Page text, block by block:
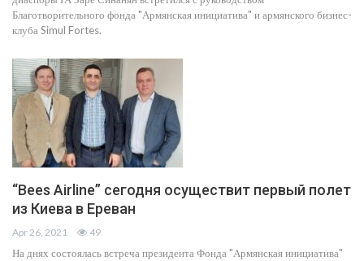
Благотворительного фонда "Армянская инициатива" и армянского бизнес-
клуба Simul Fortes.
“Bees Airline” сегодня осуществит первый полет
из Киева в Ереван
Apr 26, 2021 49
На днях состоялась встреча президента Фонда "Армянская инициатива"